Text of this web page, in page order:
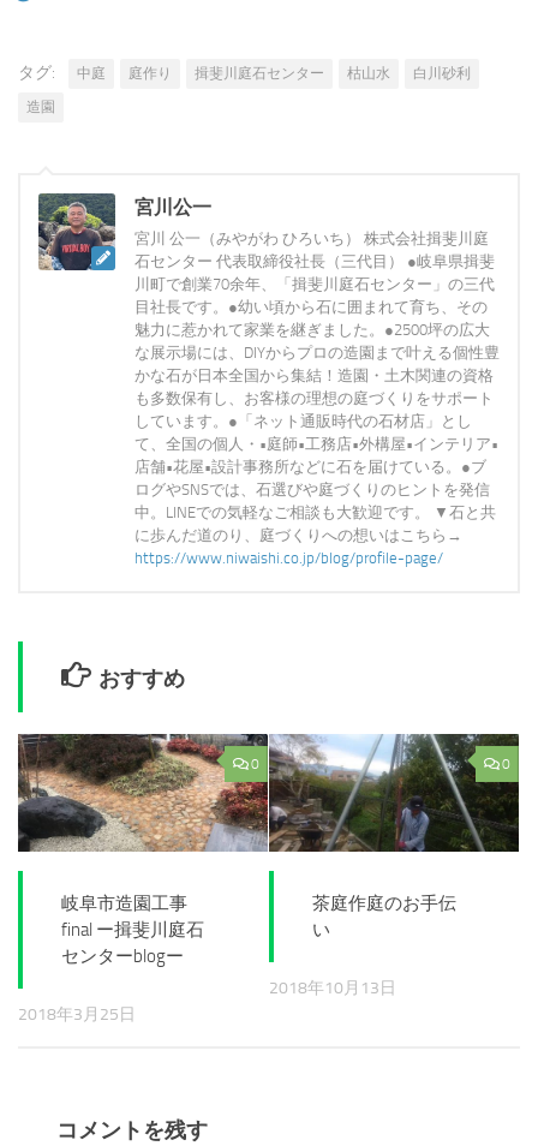
タグ: 中庭 庭作り 揖斐川庭石センター 枯山水
白川砂利
造園
宮川公一
宮川 公一（みやがわ ひろいち） 株式会社揖斐川庭
石センター 代表取締役社長（三代目） ●岐阜県揖斐
川町で創業70余年、「揖斐川庭石センター」の三代
目社長です。●幼い頃から石に囲まれて育ち、その
魅力に惹かれて家業を継ぎました。●2500坪の広大
な展示場には、DIYからプロの造園まで叶える個性豊
かな石が日本全国から集結！造園・土木関連の資格
も多数保有し、お客様の理想の庭づくりをサポート
しています。●「ネット通販時代の石材店」とし
て、全国の個人・•庭師•工務店•外構屋•インテリア•
店舗•花屋•設計事務所などに石を届けている。●ブ
ログやSNSでは、石選びや庭づくりのヒントを発信
中。LINEでの気軽なご相談も大歓迎です。 ▼石と共
に歩んだ道のり、庭づくりへの想いはこちら→
https://www.niwaishi.co.jp/blog/profile-page/
おすすめ
0
岐阜市造園工事
final ー揖斐川庭石
センターblogー
2018年3月25日
0
茶庭作庭のお手伝
い
2018年10月13日
コメントを残す